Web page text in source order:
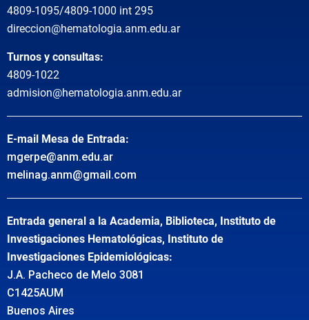
4809-1095/4809-1000 int 295
direccion@hematologia.anm.edu.ar
Turnos y consultas:
4809-1022
admision@hematologia.anm.edu.ar
E-mail Mesa de Entrada:
mgerpe@anm.edu.ar
melinag.anm@gmail.com
Entrada general a la Academia, Biblioteca, Instituto de
Investigaciones Hematológicas, Instituto de
Investigaciones Epidemiológicas:
J.A. Pacheco de Melo 3081
C1425AUM
Buenos Aires